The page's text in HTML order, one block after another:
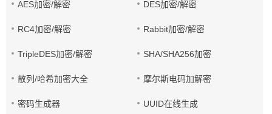
AES加密/解密 DES加密/解密
RC4加密/解密 Rabbit加密/解密
TripleDES加密/解密 SHA/SHA256加密
散列/哈希加密大全 摩尔斯电码加解密
密码生成器 UUID在线生成